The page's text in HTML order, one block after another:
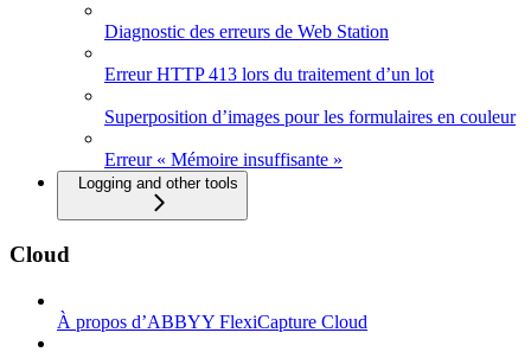
Diagnostic des erreurs de Web Station
Erreur HTTP 413 lors du traitement d’un lot
Superposition d’images pour les formulaires en couleur
Erreur « Mémoire insuffisante »
Logging and other tools
Cloud
À propos d’ABBYY FlexiCapture Cloud